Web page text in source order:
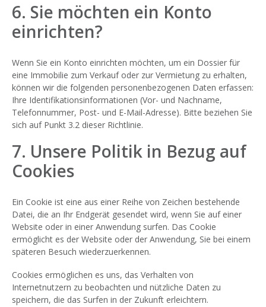
6. Sie möchten ein Konto
einrichten?
Wenn Sie ein Konto einrichten möchten, um ein Dossier für
eine Immobilie zum Verkauf oder zur Vermietung zu erhalten,
können wir die folgenden personenbezogenen Daten erfassen:
Ihre Identifikationsinformationen (Vor- und Nachname,
Telefonnummer, Post- und E-Mail-Adresse). Bitte beziehen Sie
sich auf Punkt 3.2 dieser Richtlinie.
7. Unsere Politik in Bezug auf
Cookies
Ein Cookie ist eine aus einer Reihe von Zeichen bestehende
Datei, die an Ihr Endgerät gesendet wird, wenn Sie auf einer
Website oder in einer Anwendung surfen. Das Cookie
ermöglicht es der Website oder der Anwendung, Sie bei einem
späteren Besuch wiederzuerkennen.
Cookies ermöglichen es uns, das Verhalten von
Internetnutzern zu beobachten und nützliche Daten zu
speichern, die das Surfen in der Zukunft erleichtern.